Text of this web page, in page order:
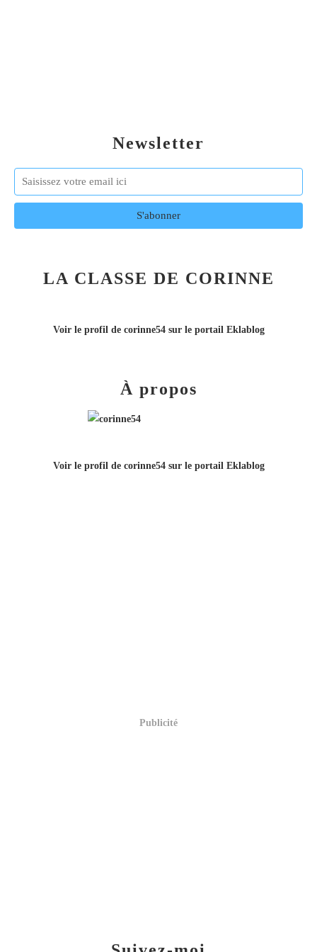
Newsletter
LA CLASSE DE CORINNE
Voir le profil de corinne54sur le portail Eklablog
À propos
Voir le profil de corinne54sur le portail Eklablog
Publicité